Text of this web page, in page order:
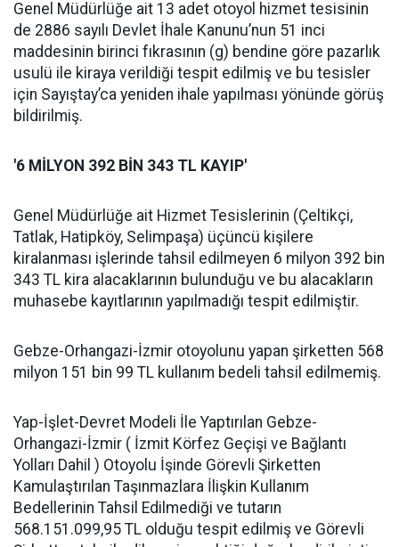
Genel Müdürlüğe ait 13 adet otoyol hizmet tesisinin
de 2886 sayılı Devlet İhale Kanunu’nun 51 inci
maddesinin birinci fıkrasının (g) bendine göre pazarlık
usulü ile kiraya verildiği tespit edilmiş ve bu tesisler
için Sayıştay’ca yeniden ihale yapılması yönünde görüş
bildirilmiş.
'6 MİLYON 392 BİN 343 TL KAYIP'
Genel Müdürlüğe ait Hizmet Tesislerinin (Çeltikçi,
Tatlak, Hatipköy, Selimpaşa) üçüncü kişilere
kiralanması işlerinde tahsil edilmeyen 6 milyon 392 bin
343 TL kira alacaklarının bulunduğu ve bu alacakların
muhasebe kayıtlarının yapılmadığı tespit edilmiştir.
Gebze-Orhangazi-İzmir otoyolunu yapan şirketten 568
milyon 151 bin 99 TL kullanım bedeli tahsil edilmemiş.
Yap-İşlet-Devret Modeli İle Yaptırılan Gebze-
Orhangazi-İzmir ( İzmit Körfez Geçişi ve Bağlantı
Yolları Dahil ) Otoyolu İşinde Görevli Şirketten
Kamulaştırılan Taşınmazlara İlişkin Kullanım
Bedellerinin Tahsil Edilmediği ve tutarın
568.151.099,95 TL olduğu tespit edilmiş ve Görevli